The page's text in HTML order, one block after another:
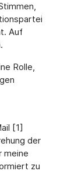
Auf
Rolle,
[1]
der
meine
zu